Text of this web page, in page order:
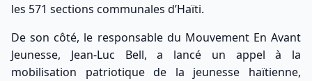
les 571 sections communales d’Haïti.
De son côté, le responsable du Mouvement En Avant
Jeunesse, Jean-Luc Bell, a lancé un appel à la
mobilisation patriotique de la jeunesse haïtienne,